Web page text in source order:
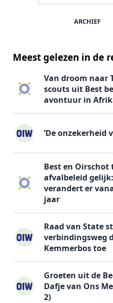
ARCHIEF
Meest gelezen in de
Van droom naar
scouts uit Best
avontuur in
’De onzekerheid
Best en Oirschot
afvalbeleid
verandert er
jaar
Raad van State
verbindingsweg
Kemmerbos toe
Groeten uit de
Dafje van Ons
2)